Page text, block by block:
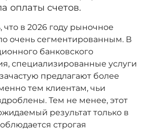
оплаты счетов.
что в 2026 году рыночное
очень сегментированным. В
банковского
специализированные услуги
предлагают более
тем клиентам, чьи
Тем не менее, этот
результат только в
строгая